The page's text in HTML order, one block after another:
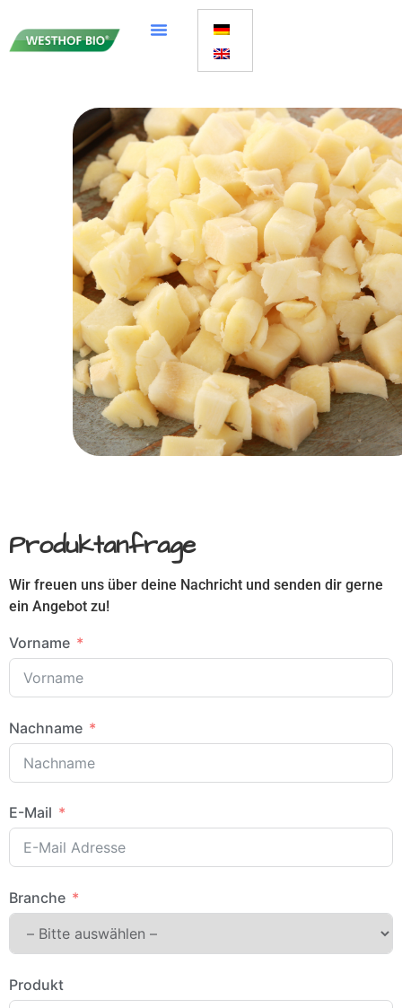
Produktanfrage
Wir freuen uns über deine Nachricht und senden dir gerne
ein Angebot zu!
Vorname
Nachname
E-Mail
Branche
Produkt